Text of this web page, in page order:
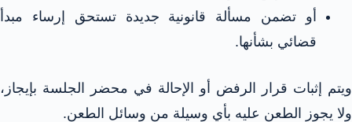
أو تضمن مسألة قانونية جديدة تستحق إرساء مبدأ
قضائي بشأنها.
ويتم إثبات قرار الرفض أو الإحالة في محضر الجلسة بإيجاز،
ولا يجوز الطعن عليه بأي وسيلة من وسائل الطعن.